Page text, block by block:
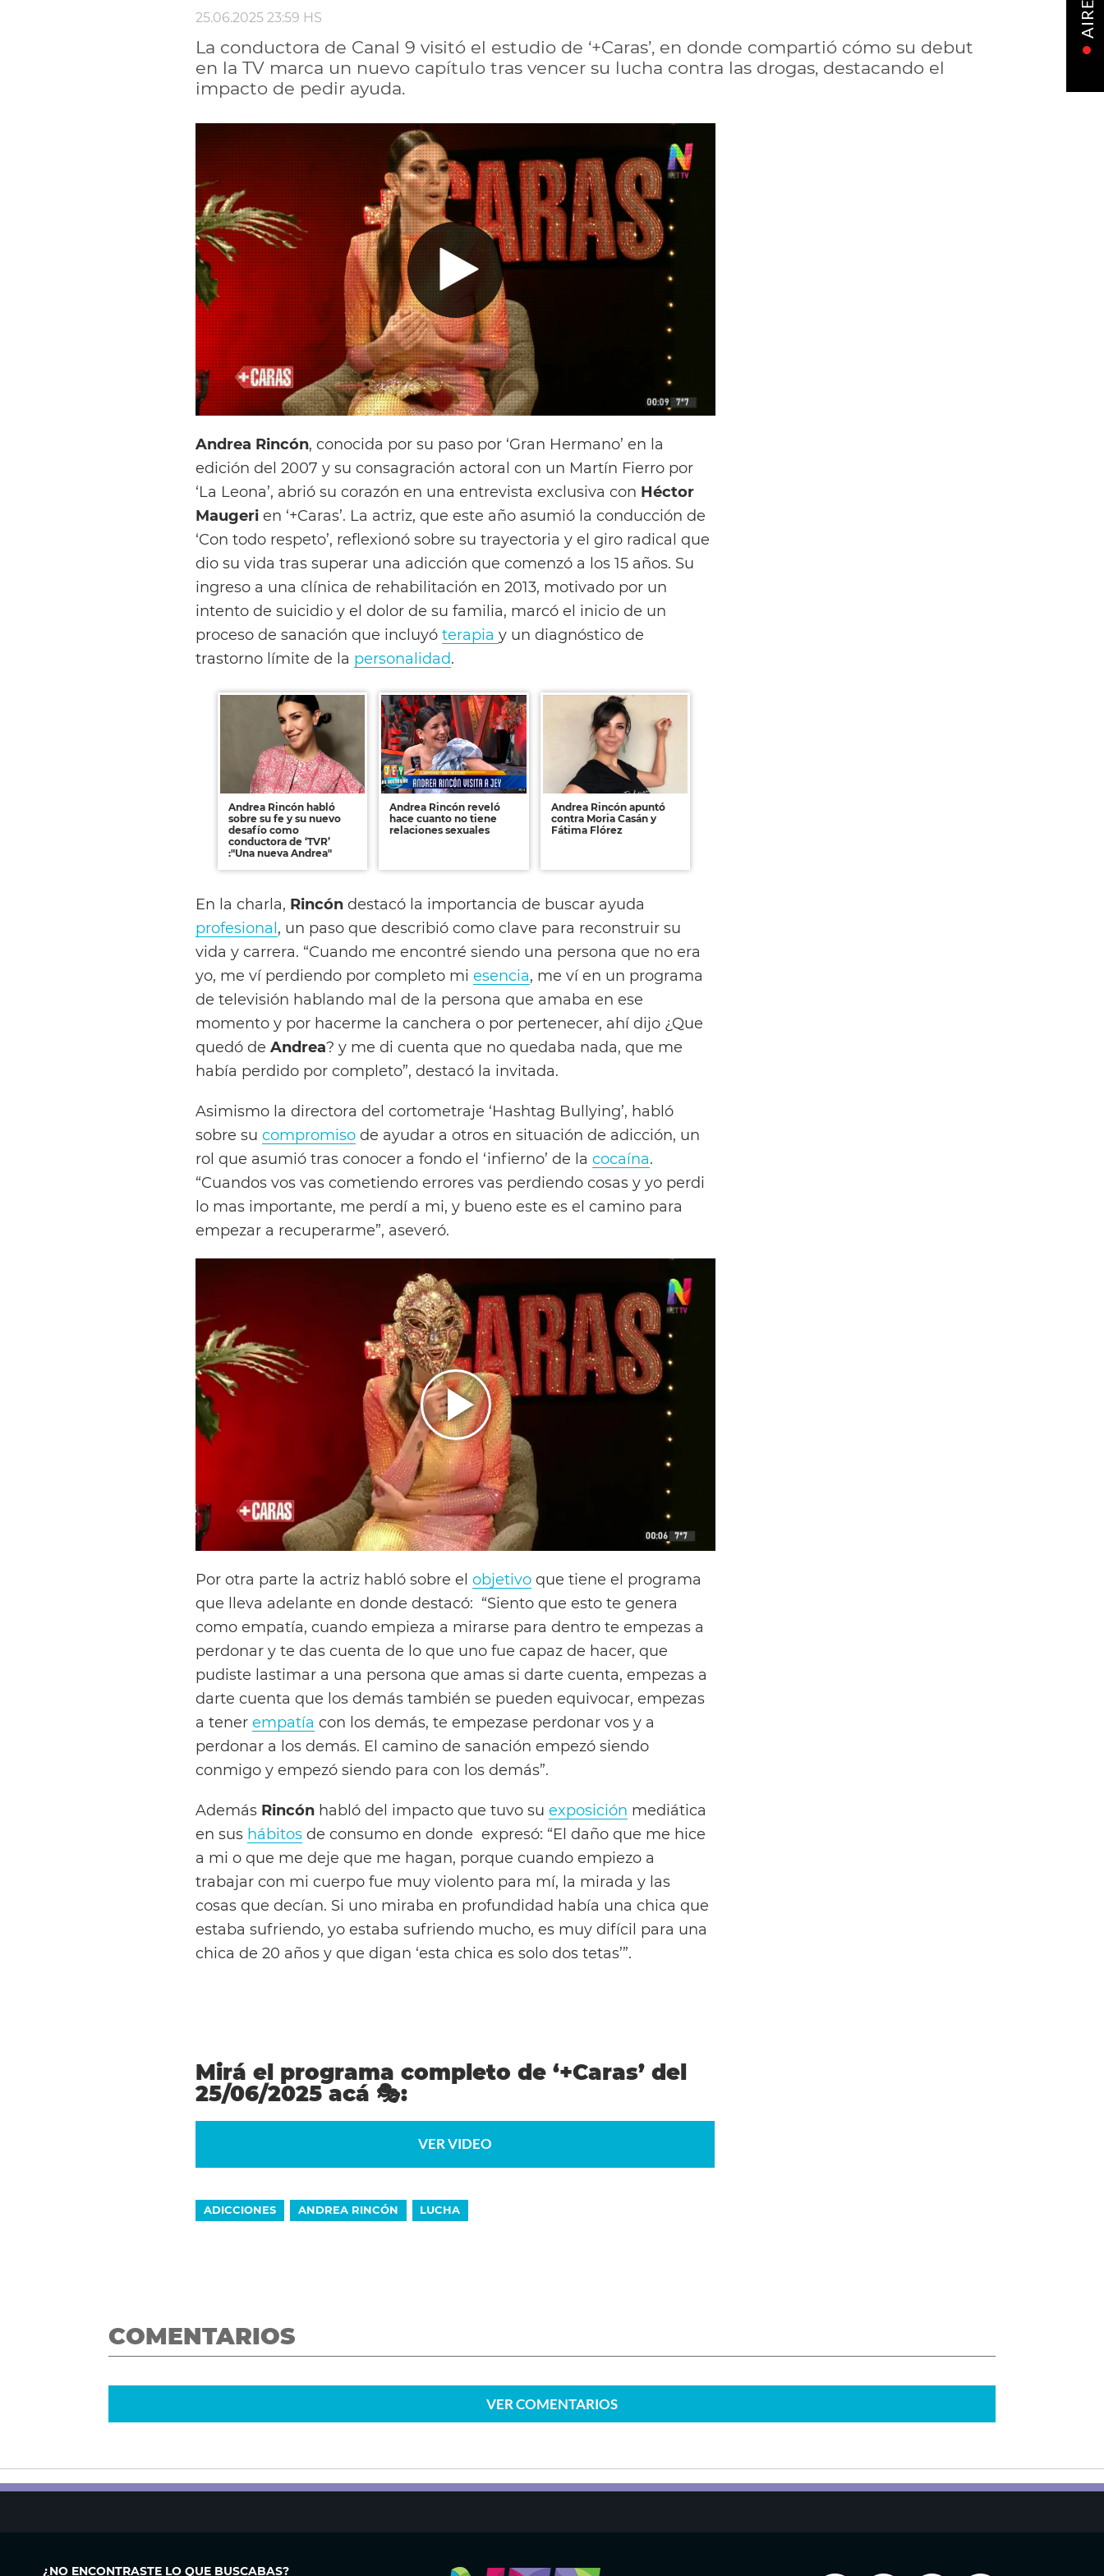
25.06.2025 23:59 HS
La conductora de Canal 9 visitó el estudio de ‘+Caras’, en donde compartió cómo su debut
en la TV marca un nuevo capítulo tras vencer su lucha contra las drogas, destacando el
impacto de pedir ayuda.
Andrea Rincón, conocida por su paso por ‘Gran Hermano’ en la
edición del 2007 y su consagración actoral con un Martín Fierro por
‘La Leona’, abrió su corazón en una entrevista exclusiva con Héctor
Maugeri en ‘+Caras’. La actriz, que este año asumió la conducción de
‘Con todo respeto’, reflexionó sobre su trayectoria y el giro radical que
dio su vida tras superar una adicción que comenzó a los 15 años. Su
ingreso a una clínica de rehabilitación en 2013, motivado por un
intento de suicidio y el dolor de su familia, marcó el inicio de un
proceso de sanación que incluyó terapia y un diagnóstico de
trastorno límite de la personalidad.
Andrea Rincón habló
sobre su fe y su nuevo
desafío como
conductora de ‘TVR’
:"Una nueva Andrea"
Andrea Rincón reveló
hace cuanto no tiene
relaciones sexuales
Andrea Rincón apuntó
contra Moria Casán y
Fátima Flórez
En la charla, Rincón destacó la importancia de buscar ayuda
profesional, un paso que describió como clave para reconstruir su
vida y carrera. “Cuando me encontré siendo una persona que no era
yo, me ví perdiendo por completo mi esencia, me ví en un programa
de televisión hablando mal de la persona que amaba en ese
momento y por hacerme la canchera o por pertenecer, ahí dijo ¿Que
quedó de Andrea? y me di cuenta que no quedaba nada, que me
había perdido por completo”, destacó la invitada.
Asimismo la directora del cortometraje ‘Hashtag Bullying’, habló
sobre su compromiso de ayudar a otros en situación de adicción, un
rol que asumió tras conocer a fondo el ‘infierno’ de la cocaína.
“Cuandos vos vas cometiendo errores vas perdiendo cosas y yo perdi
lo mas importante, me perdí a mi, y bueno este es el camino para
empezar a recuperarme”, aseveró.
Por otra parte la actriz habló sobre el objetivo que tiene el programa
que lleva adelante en donde destacó: “Siento que esto te genera
como empatía, cuando empieza a mirarse para dentro te empezas a
perdonar y te das cuenta de lo que uno fue capaz de hacer, que
pudiste lastimar a una persona que amas si darte cuenta, empezas a
darte cuenta que los demás también se pueden equivocar, empezas
a tener empatía con los demás, te empezase perdonar vos y a
perdonar a los demás. El camino de sanación empezó siendo
conmigo y empezó siendo para con los demás”.
Además Rincón habló del impacto que tuvo su exposición mediática
en sus hábitos de consumo en donde expresó: “El daño que me hice
a mi o que me deje que me hagan, porque cuando empiezo a
trabajar con mi cuerpo fue muy violento para mí, la mirada y las
cosas que decían. Si uno miraba en profundidad había una chica que
estaba sufriendo, yo estaba sufriendo mucho, es muy difícil para una
chica de 20 años y que digan ‘esta chica es solo dos tetas’”.
Mirá el programa completo de ‘+Caras’ del
25/06/2025 acá 🎭:
VER VIDEO
ADICCIONES ANDREA RINCÓN LUCHA
COMENTARIOS
VERCOMENTARIOS
¿NO ENCONTRASTE LO QUE BUSCABAS?
AIRE